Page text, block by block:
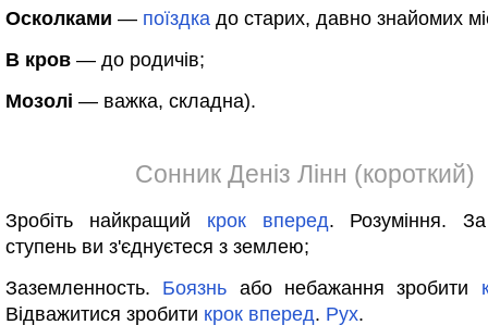
Осколками — поїздка до старих, давно знайомих
В кров — до родичів;
Мозолі — важка, складна).
Сонник Деніз Лінн (короткий)
Зробіть найкращий крок вперед. Розуміння.
ступень ви з'єднуєтеся з землею;
Заземленность. Боязнь або небажання зробити
Відважитися зробити крок вперед. Рух.